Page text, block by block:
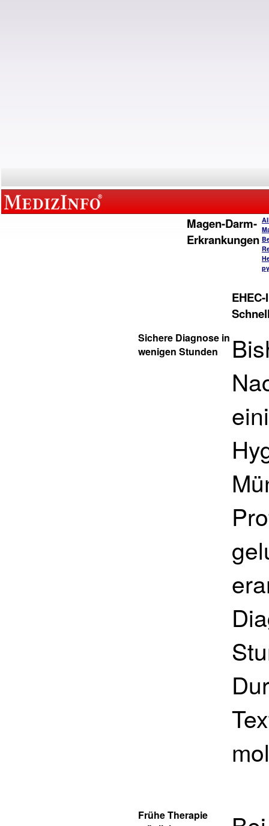
Magen-Darm-
Erkrankungen
Sichere Diagnose in
wenigen Stunden
Frühe Therapie